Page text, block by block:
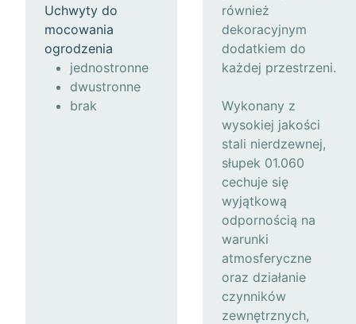
Uchwyty do
mocowania
ogrodzenia
jednostronne
dwustronne
brak
również
dekoracyjnym
dodatkiem do
każdej przestrzeni.
Wykonany z
wysokiej jakości
stali nierdzewnej,
słupek 01.060
cechuje się
wyjątkową
odpornością na
warunki
atmosferyczne
oraz działanie
czynników
zewnętrznych,